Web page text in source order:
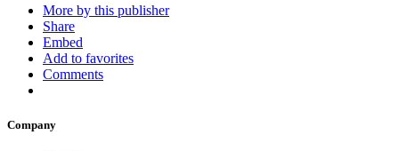
More by this publisher
Share
Embed
Add to favorites
Comments
Company